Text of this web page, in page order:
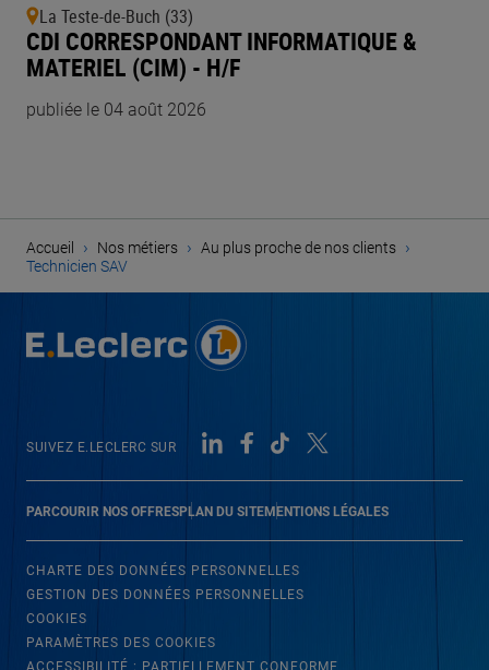
La Teste-de-Buch (33)
CDI CORRESPONDANT INFORMATIQUE &
MATERIEL (CIM) - H/F
publiée le 04 août 2026
Accueil › Nos métiers › Au plus proche de nos clients ›
Technicien SAV
PARCOURIR NOS OFFRESPLAN DU SITEMENTIONS LÉGALES
SUIVEZ E.LECLERC SUR
CHARTE DES DONNÉES PERSONNELLES
GESTION DES DONNÉES PERSONNELLES
COOKIES
PARAMÈTRES DES COOKIES